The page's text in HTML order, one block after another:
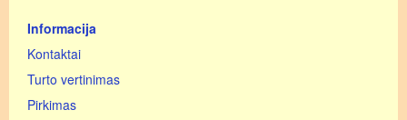
Informacija
Kontaktai
Turto vertinimas
Pirkimas